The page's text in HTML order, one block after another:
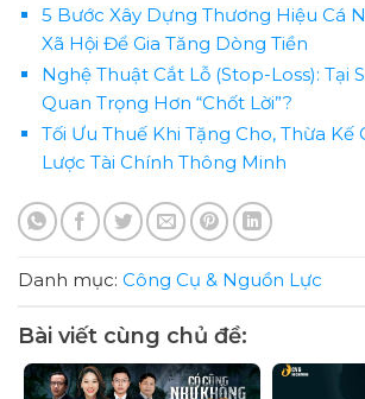
5 Bước Xây Dựng Thương Hiệu Cá
Xã Hội Để Gia Tăng Dòng Tiền
Nghệ Thuật Cắt Lỗ (Stop-Loss): Tại
Quan Trọng Hơn “Chốt Lời”?
Tối Ưu Thuế Khi Tặng Cho, Thừa Kế
Lược Tài Chính Thông Minh
Danh mục: Công Cụ & Nguồn Lực
Bài viết cùng chủ đề: